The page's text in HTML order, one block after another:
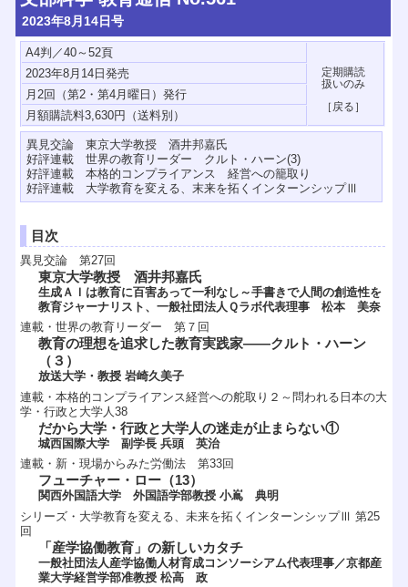
2023年8月14日号
A4判／40～52頁
2023年8月14日発売
月2回（第2・第4月曜日）発行
異見交論 東京大学教授 酒井邦嘉氏
好評連載 世界の教育リーダー クルト・ハーン(3)
好評連載 本格的コンプライアンス 経営への籠取り
好評連載 大学教育を変える、末来を拓くインターンシップⅢ
目次
異見交論 第27回
東京大学教授 酒井邦嘉氏
生成ＡＩは教育に百害あって一利なし～手書きで人間の創造性を
教育ジャーナリスト、一般社団法人Ｑラボ代表理事 松本 美奈
連載・世界の教育リーダー 第７回
教育の理想を追求した教育実践家――クルト・ハーン
（３）
放送大学・教授 岩崎久美子
連載・本格的コンプライアンス経営への舵取り２～問われる日本の大
学・行政と大学人38
だから大学・行政と大学人の迷走が止まらない①
城西国際大学 副学長 兵頭 英治
連載・新・現場からみた労働法 第33回
フューチャー・ロー（13）
関西外国語大学 外国語学部教授 小嶌 典明
シリーズ・大学教育を変える、未来を拓くインターンシップⅢ 第25
回
「産学協働教育」の新しいカタチ
一般社団法人産学協働人材育成コンソーシアム代表理事／京都産
業大学経営学部准教授 松高 政